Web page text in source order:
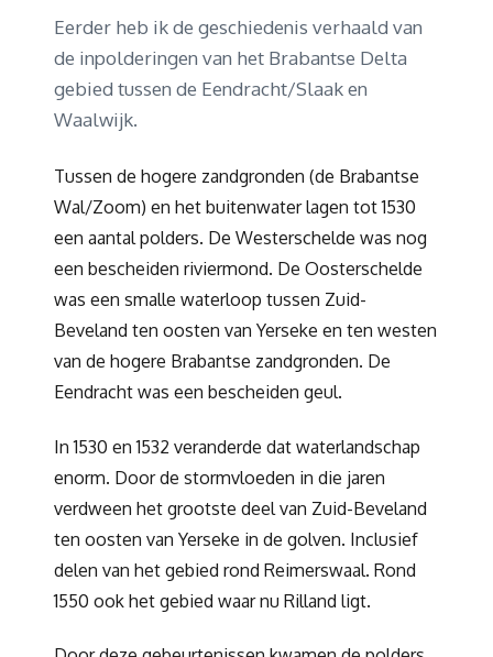
Eerder heb ik de geschiedenis verhaald van
de inpolderingen van het Brabantse Delta
gebied tussen de Eendracht/Slaak en
Waalwijk.
Tussen de hogere zandgronden (de Brabantse
Wal/Zoom) en het buitenwater lagen tot 1530
een aantal polders. De Westerschelde was nog
een bescheiden riviermond. De Oosterschelde
was een smalle waterloop tussen Zuid-
Beveland ten oosten van Yerseke en ten westen
van de hogere Brabantse zandgronden. De
Eendracht was een bescheiden geul.
In 1530 en 1532 veranderde dat waterlandschap
enorm. Door de stormvloeden in die jaren
verdween het grootste deel van Zuid-Beveland
ten oosten van Yerseke in de golven. Inclusief
delen van het gebied rond Reimerswaal. Rond
1550 ook het gebied waar nu Rilland ligt.